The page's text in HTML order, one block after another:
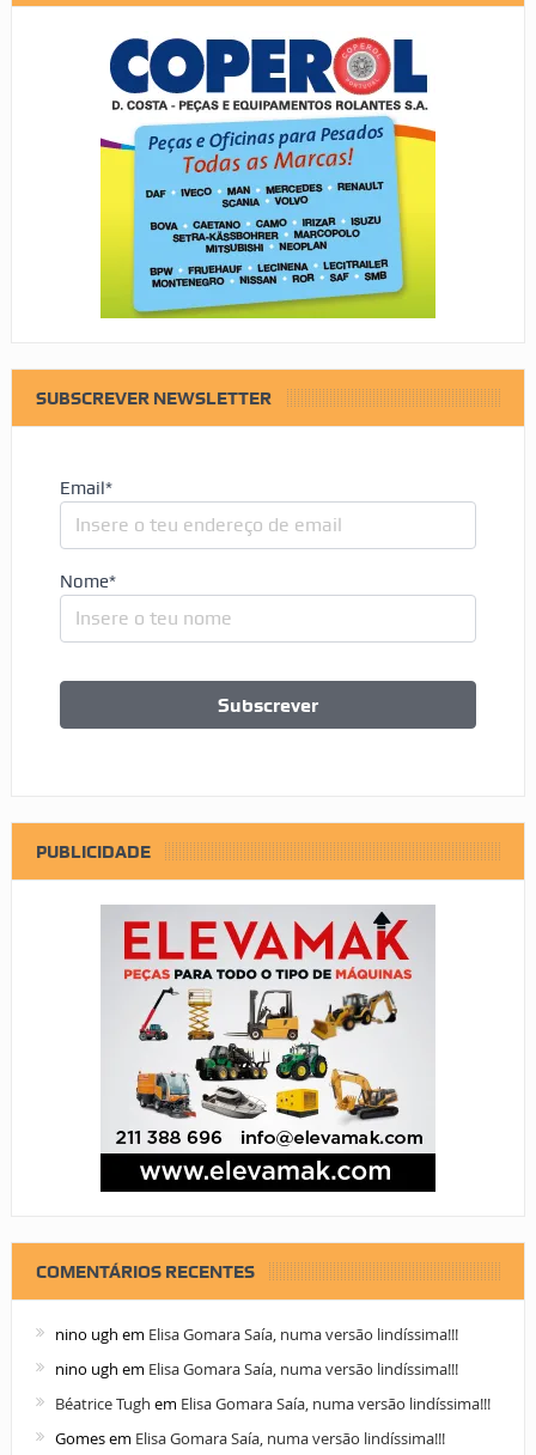
SUBSCREVER NEWSLETTER
Email*
Nome*
PUBLICIDADE
COMENTÁRIOS RECENTES
nino ugh em Elisa Gomara Saía, numa versão lindíssima!!!
nino ugh em Elisa Gomara Saía, numa versão lindíssima!!!
Béatrice Tugh em Elisa Gomara Saía, numa versão lindíssima!!!
Gomesem Elisa Gomara Saía, numa versão lindíssima!!!